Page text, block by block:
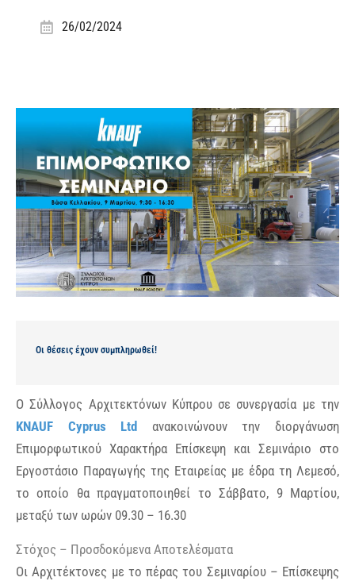
26/02/2024
Οι θέσεις έχουν συμπληρωθεί!
Ο Σύλλογος Αρχιτεκτόνων Κύπρου σε συνεργασία με την
KNAUF
Cyprus Ltd
ανακοινώνουν την διοργάνωση
Επιμορφωτικού Χαρακτήρα Επίσκεψη και Σεμινάριο στο
Εργοστάσιο Παραγωγής της Εταιρείας με έδρα τη Λεμεσό,
το οποίο θα πραγματοποιηθεί το Σάββατο, 9 Μαρτίου,
μεταξύ των ωρών 09.30 – 16.30
Στόχος – Προσδοκόμενα Αποτελέσματα
Οι Αρχιτέκτονες με το πέρας του Σεμιναρίου – Επίσκεψης